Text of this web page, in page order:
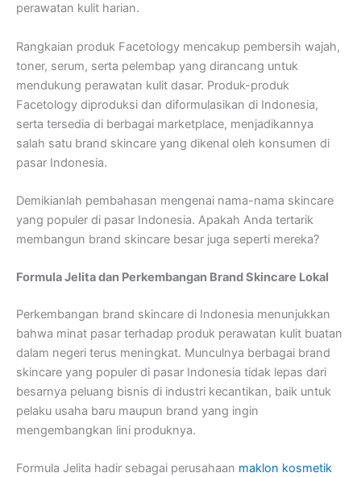
perawatan kulit harian.
Rangkaian produk Facetology mencakup pembersih wajah,
toner, serum, serta pelembap yang dirancang untuk
mendukung perawatan kulit dasar. Produk-produk
Facetology diproduksi dan diformulasikan di Indonesia,
serta tersedia di berbagai marketplace, menjadikannya
salah satu brand skincare yang dikenal oleh konsumen di
pasar Indonesia.
Demikianlah pembahasan mengenai nama-nama skincare
yang populer di pasar Indonesia. Apakah Anda tertarik
membangun brand skincare besar juga seperti mereka?
Formula Jelita dan Perkembangan Brand Skincare Lokal
Perkembangan brand skincare di Indonesia menunjukkan
bahwa minat pasar terhadap produk perawatan kulit buatan
dalam negeri terus meningkat. Munculnya berbagai brand
skincare yang populer di pasar Indonesia tidak lepas dari
besarnya peluang bisnis di industri kecantikan, baik untuk
pelaku usaha baru maupun brand yang ingin
mengembangkan lini produknya.
Formula Jelita hadir sebagai perusahaan maklon kosmetik